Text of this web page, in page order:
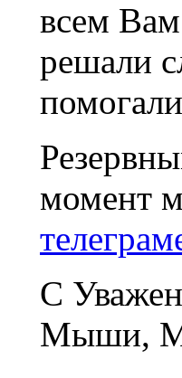
всем
решали
момент
С
Мыши,